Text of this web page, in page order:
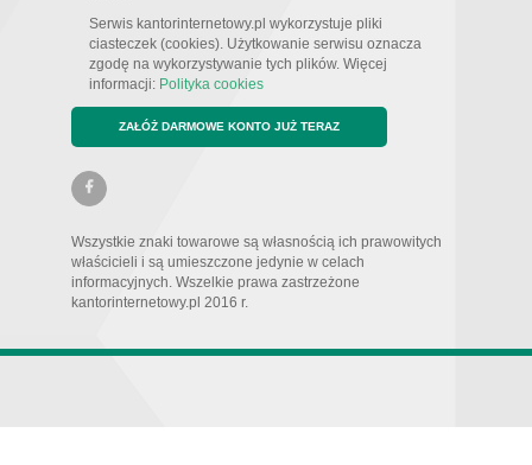
Serwis kantorinternetowy.pl wykorzystuje pliki
ciasteczek (cookies). Użytkowanie serwisu oznacza
zgodę na wykorzystywanie tych plików. Więcej
informacji: Polityka cookies
ZAŁÓŻ DARMOWE KONTO JUŻ TERAZ
Wszystkie znaki towarowe są własnością ich prawowitych
właścicieli i są umieszczone jedynie w celach
informacyjnych. Wszelkie prawa zastrzeżone
kantorinternetowy.pl 2016 r.